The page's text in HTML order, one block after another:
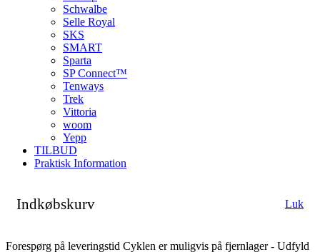
Schwalbe
Selle Royal
SKS
SMART
Sparta
SP Connect™
Tenways
Trek
Vittoria
woom
Yepp
TILBUD
Praktisk Information
Indkøbskurv Luk
Forespørg på leveringstid Cyklen er muligvis på fjernlager - Udfyld